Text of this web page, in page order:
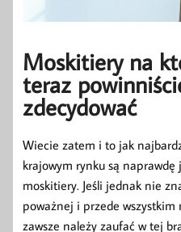
Moskitiery na
teraz
zdecydować
Wiecie zatem i to jak
krajowym rynku są
moskitiery. Jeśli jednak nie
poważnej i przede
zawsze należy zaufać w tej